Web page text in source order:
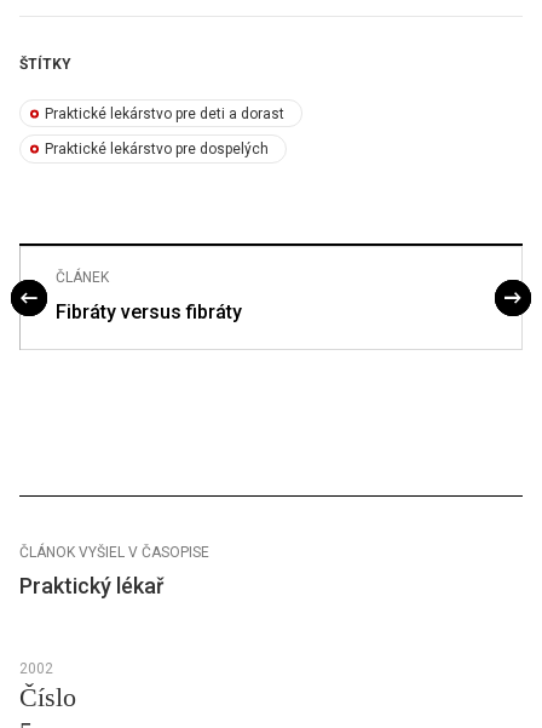
ŠTÍTKY
Praktické lekárstvo pre deti a dorast
Praktické lekárstvo pre dospelých
ČLÁNEK
Fibráty versus fibráty
ČLÁNOK VYŠIEL V ČASOPISE
Praktický lékař
2002
Číslo